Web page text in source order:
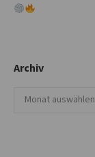
Archiv
Archiv